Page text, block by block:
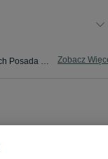
Bogaty wybór jeansów z wysokim stanem damskich Posada Zarszyńska ▶️ Różne materiały i kolory ✅ Nowe i używane w dobrych cenach ✌ Sprawdź oferty na OLX.pl! Zobacz